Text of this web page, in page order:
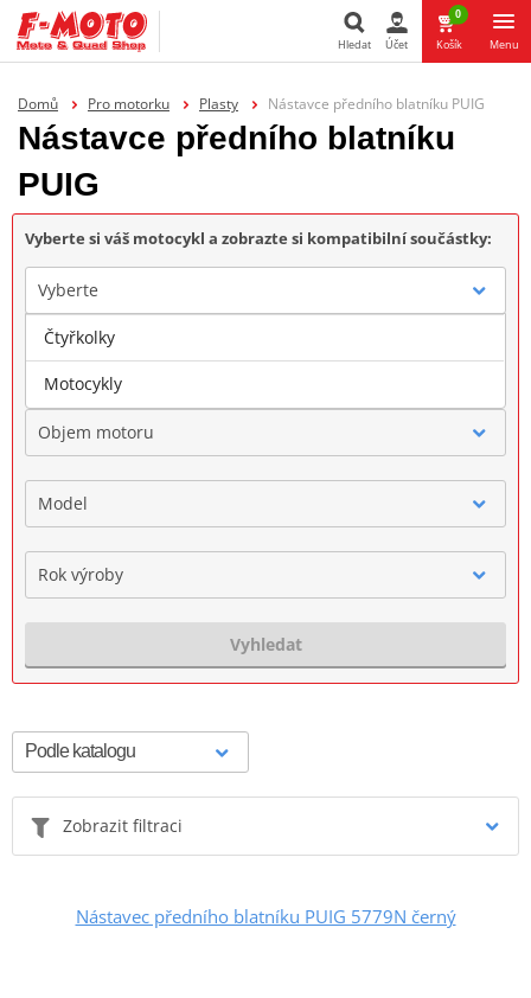
Hledat
Hledat Účet
0
Košík Menu
Domů Pro motorku Plasty Nástavce předního blatníku PUIG
Nástavce předního blatníku
PUIG
Vyberte si váš motocykl a zobrazte si kompatibilní součástky:
Vyberte
Značka
Objem motoru
Model
Rok výroby
Vyhledat
Zobrazit filtraci
Nástavec předního blatníku PUIG 5779N černý
Čtyřkolky
Motocykly